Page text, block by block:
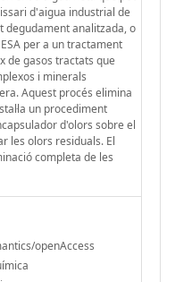
d'aigua industrial de
degudament analitzada, o
per a un tractament
de gasos tractats que
i minerals
Aquest procés elimina
un procediment
d'olors sobre el
les olors residuals. El
completa de les
openAccess